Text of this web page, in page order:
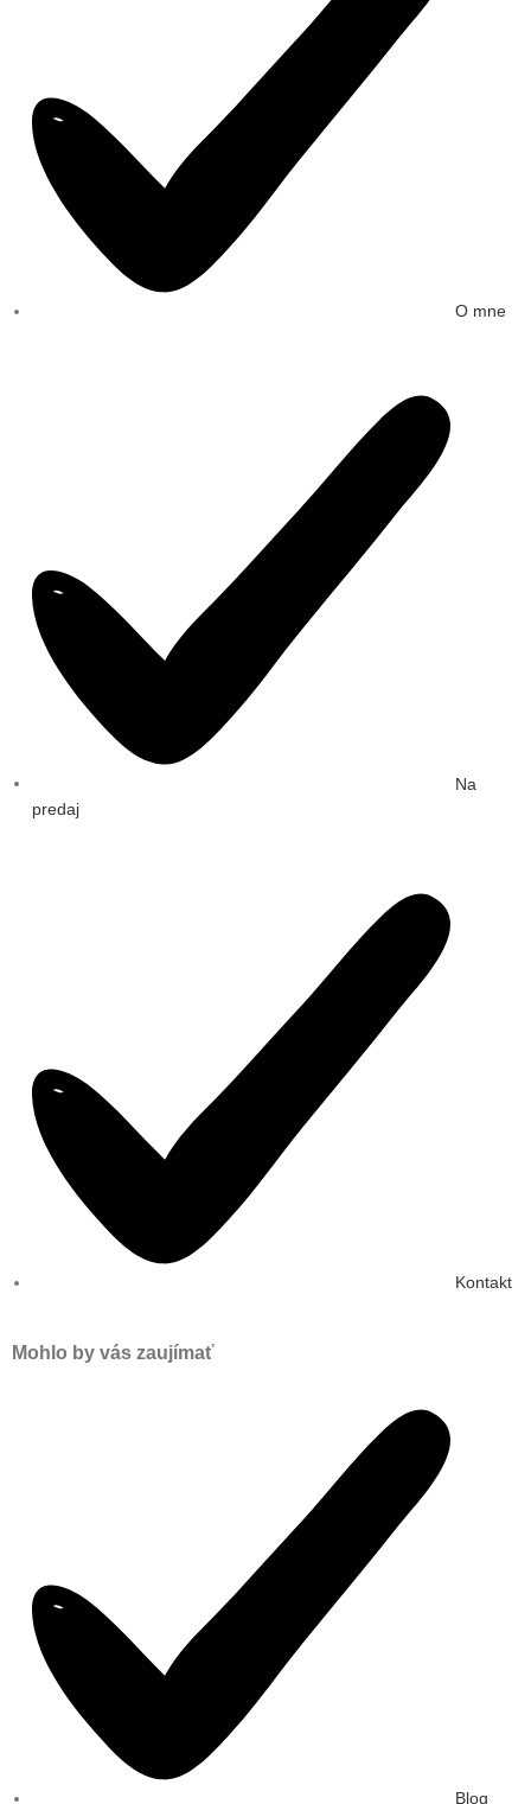
O mne
Na
predaj
Kontakt
Mohlo by vás zaujímať
Blog